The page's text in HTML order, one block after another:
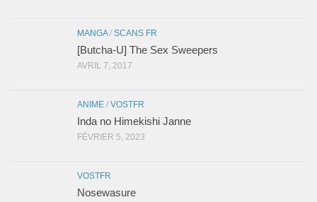
MANGA/ SCANS FR
[Butcha-U] The Sex Sweepers
AVRIL 7, 2017
ANIME / VOSTFR
Inda no Himekishi Janne
FÉVRIER 5, 2023
VOSTFR
Nosewasure